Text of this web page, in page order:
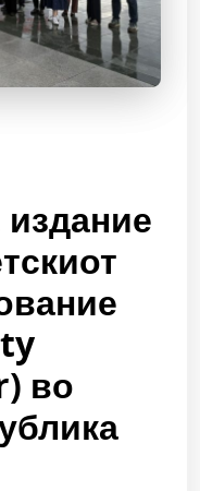
издание
во